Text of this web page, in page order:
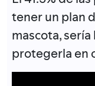
tener un plan
mascota,
protegerla en